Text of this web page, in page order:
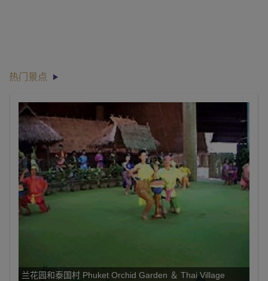
热门景点
兰花园和泰国村 Phuket Orchid Garden ＆ Thai Village